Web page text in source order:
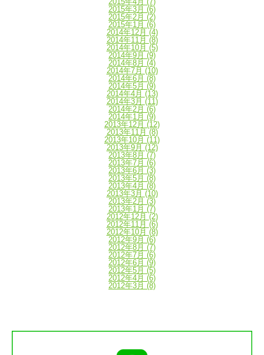
2015年3月 (6)
2015年2月 (2)
2015年1月 (6)
2014年12月 (4)
2014年11月 (8)
2014年10月 (5)
2014年9月 (9)
2014年8月 (4)
2014年7月 (10)
2014年6月 (8)
2014年5月 (9)
2014年4月 (13)
2014年3月 (11)
2014年2月 (6)
2014年1月 (9)
2013年12月 (12)
2013年11月 (8)
2013年10月 (11)
2013年9月 (12)
2013年8月 (7)
2013年7月 (6)
2013年6月 (3)
2013年5月 (8)
2013年4月 (8)
2013年3月 (10)
2013年2月 (3)
2013年1月 (7)
2012年12月 (2)
2012年11月 (6)
2012年10月 (8)
2012年9月 (6)
2012年8月 (7)
2012年7月 (6)
2012年6月 (9)
2012年5月 (5)
2012年4月 (6)
2012年3月 (8)